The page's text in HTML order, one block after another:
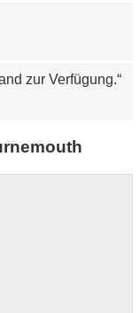
zur Verfügung.